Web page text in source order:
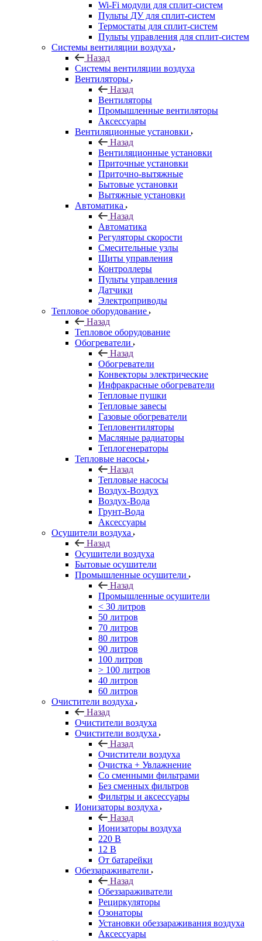
Wi-Fi модули для сплит-систем
Пульты ДУ для сплит-систем
Термостаты для сплит-систем
Пульты управления для сплит-систем
Системы вентиляции воздуха
Назад
Системы вентиляции воздуха
Вентиляторы
Назад
Вентиляторы
Промышленные вентиляторы
Аксессуары
Вентиляционные установки
Назад
Вентиляционные установки
Приточные установки
Приточно-вытяжные
Бытовые установки
Вытяжные установки
Автоматика
Назад
Автоматика
Регуляторы скорости
Смесительные узлы
Щиты управления
Контроллеры
Пульты управления
Датчики
Электроприводы
Тепловое оборудование
Назад
Тепловое оборудование
Обогреватели
Назад
Обогреватели
Конвекторы электрические
Инфракрасные обогреватели
Тепловые пушки
Тепловые завесы
Газовые обогреватели
Тепловентиляторы
Масляные радиаторы
Теплогенераторы
Тепловые насосы
Назад
Тепловые насосы
Воздух-Воздух
Воздух-Вода
Грунт-Вода
Аксессуары
Осушители воздуха
Назад
Осушители воздуха
Бытовые осушители
Промышленные осушители
Назад
Промышленные осушители
< 30 литров
50 литров
70 литров
80 литров
90 литров
100 литров
> 100 литров
40 литров
60 литров
Очистители воздуха
Назад
Очистители воздуха
Очистители воздуха
Назад
Очистители воздуха
Очистка + Увлажнение
Cо сменными фильтрами
Без сменных фильтров
Фильтры и аксессуары
Ионизаторы воздуха
Назад
Ионизаторы воздуха
220 В
12 В
От батарейки
Обеззараживатели
Назад
Обеззараживатели
Рециркуляторы
Озонаторы
Установки обеззараживания воздуха
Аксессуары